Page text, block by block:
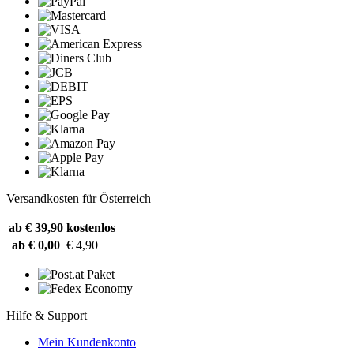
Versandkosten für Österreich
ab € 39,90 kostenlos
ab € 0,00 € 4,90
Hilfe & Support
Mein Kundenkonto